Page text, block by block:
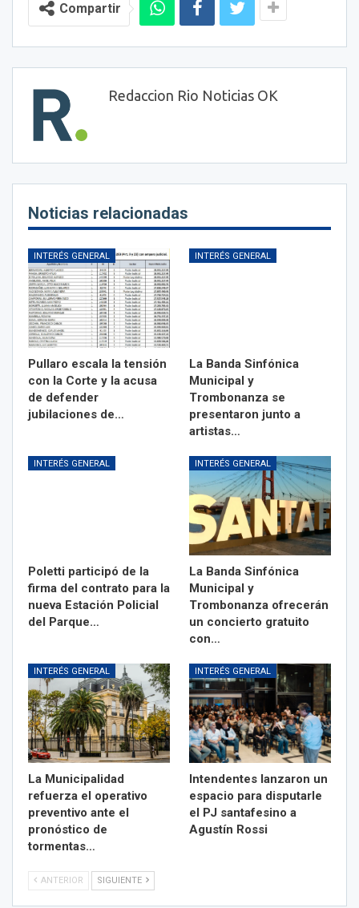
Compartir
Redaccion Rio Noticias OK
Noticias relacionadas
INTERÉS GENERAL
Pullaro escala la tensión
con la Corte y la acusa
de defender
jubilaciones de…
INTERÉS GENERAL
La Banda Sinfónica
Municipal y
Trombonanza se
presentaron junto a
artistas…
INTERÉS GENERAL
Poletti participó de la
firma del contrato para la
nueva Estación Policial
del Parque…
INTERÉS GENERAL
La Banda Sinfónica
Municipal y
Trombonanza ofrecerán
un concierto gratuito
con…
INTERÉS GENERAL
La Municipalidad
refuerza el operativo
preventivo ante el
pronóstico de
tormentas…
INTERÉS GENERAL
Intendentes lanzaron un
espacio para disputarle
el PJ santafesino a
Agustín Rossi
ANTERIOR SIGUIENTE